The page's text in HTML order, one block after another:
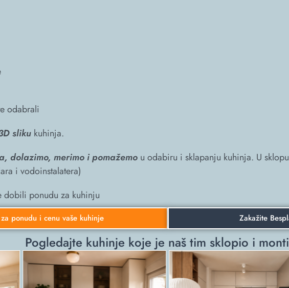
odabrali
sliku kuhinja.
dolazimo, merimo i pomažemo u odabiru i sklapanju kuhinja. U
i vodoinstalatera)
dobili ponudu za kuhinju
ponudu i cenu vaše kuhinje Zakažite
Pogledajte kuhinje koje je naš tim sklopio i